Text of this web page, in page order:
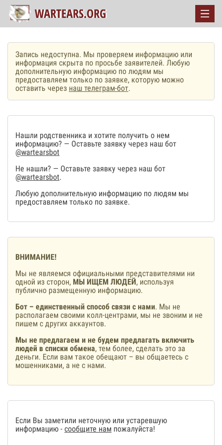
Запись недоступна. Мы проверяем информацию или
информация скрыта по просьбе заявителей. Любую
дополнительную информацию по людям мы
предоставляем только по заявке, которую можно
оставить через наш телеграм-бот.
Нашли родственника и хотите получить о нем
информацию? — Оставьте заявку через наш бот
@wartearsbot
Не нашли? — Оставьте заявку через наш бот
@wartearsbot.
Любую дополнительную информацию по людям мы
предоставляем только по заявке.
ВНИМАНИЕ!
Мы не являемся официальными представителями ни
одной из сторон, МЫ ИЩЕМ ЛЮДЕЙ, используя
публично размещенную информацию.
Бот – единственный способ связи с нами. Мы не
располагаем своими колл-центрами, мы не звоним и не
пишем с других аккаунтов.
Мы не предлагаем и не будем предлагать включить
людей в списки обмена, тем более, сделать это за
деньги. Если вам такое обещают – вы общаетесь с
мошенниками, а не с нами.
Если Вы заметили неточную или устаревшую
информацию - сообщите нам пожалуйста!